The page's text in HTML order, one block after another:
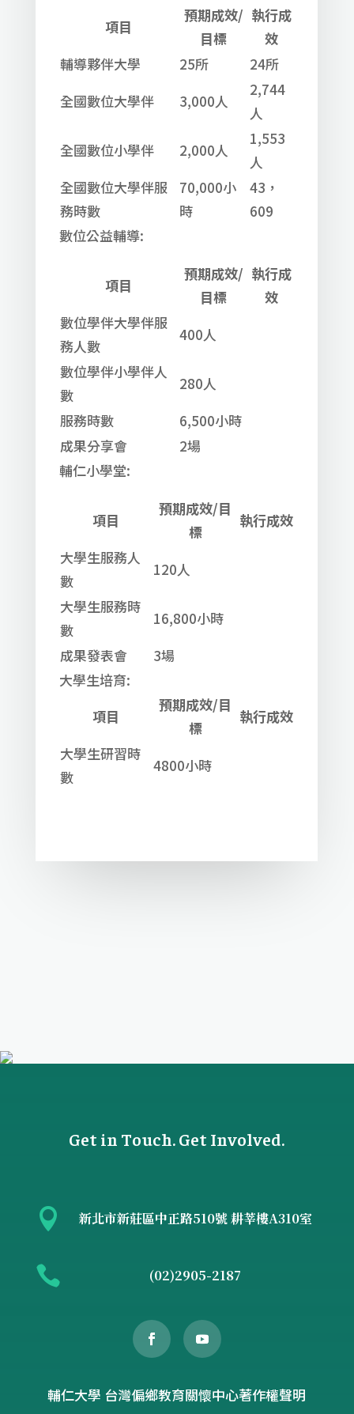
項目
預期成效/
目標
執行成
效
輔導夥伴大學
25所
24所
全國數位大學伴
3,000人
2,744
人
全國數位小學伴
2,000人
1,553
人
全國數位大學伴服
務時數
70,000小
時
43，
609
數位公益輔導:
項目
預期成效/
目標
執行成
效
數位學伴大學伴服
務人數
400人
數位學伴小學伴人
數
280人
服務時數
6,500小時
成果分享會
2場
輔仁小學堂:
項目
預期成效/目
標
執行成效
大學生服務人
數
120人
大學生服務時
數
16,800小時
成果發表會
3場
大學生培育:
項目
預期成效/目
標
執行成效
大學生研習時
數
4800小時
Get in Touch. Get Involved.
 新北市新莊區中正路510號 耕莘樓A310室
 (02)2905-2187
輔仁大學 台灣偏鄉教育關懷中心著作權聲明